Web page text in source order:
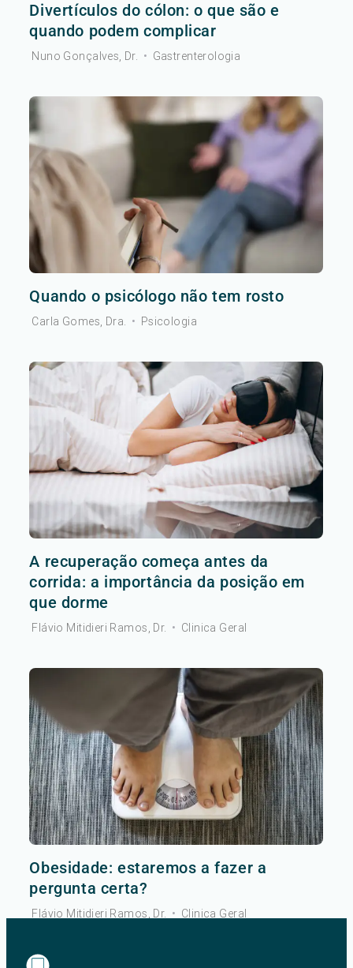
Divertículos do cólon: o que são e
quando podem complicar
Nuno Gonçalves, Dr. • Gastrenterologia
Quando o psicólogo não tem rosto
Carla Gomes, Dra. • Psicologia
A recuperação começa antes da
corrida: a importância da posição em
que dorme
Flávio Mitidieri Ramos, Dr. • Clinica Geral
Obesidade: estaremos a fazer a
pergunta certa?
Flávio Mitidieri Ramos, Dr. • Clinica Geral